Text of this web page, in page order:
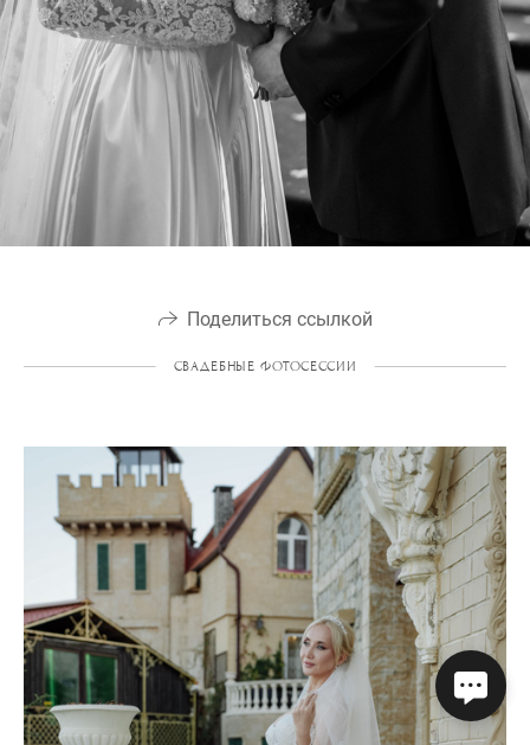
Поделиться ссылкой
СВАДЕБНЫЕ ФОТОСЕССИИ